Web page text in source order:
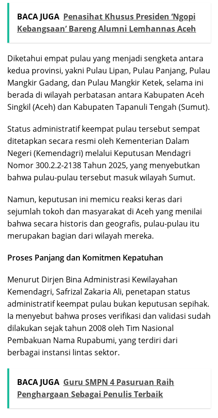
BACA JUGA Penasihat Khusus Presiden ‘Ngopi
Kebangsaan’ Bareng Alumni Lemhannas Aceh
Diketahui empat pulau yang menjadi sengketa antara
kedua provinsi, yakni Pulau Lipan, Pulau Panjang, Pulau
Mangkir Gadang, dan Pulau Mangkir Ketek, selama ini
berada di wilayah perbatasan antara Kabupaten Aceh
Singkil (Aceh) dan Kabupaten Tapanuli Tengah (Sumut).
Status administratif keempat pulau tersebut sempat
ditetapkan secara resmi oleh Kementerian Dalam
Negeri (Kemendagri) melalui Keputusan Mendagri
Nomor 300.2.2-2138 Tahun 2025, yang menyebutkan
bahwa pulau-pulau tersebut masuk wilayah Sumut.
Namun, keputusan ini memicu reaksi keras dari
sejumlah tokoh dan masyarakat di Aceh yang menilai
bahwa secara historis dan geografis, pulau-pulau itu
merupakan bagian dari wilayah mereka.
Proses Panjang dan Komitmen Kepatuhan
Menurut Dirjen Bina Administrasi Kewilayahan
Kemendagri, Safrizal Zakaria Ali, penetapan status
administratif keempat pulau bukan keputusan sepihak.
Ia menyebut bahwa proses verifikasi dan validasi sudah
dilakukan sejak tahun 2008 oleh Tim Nasional
Pembakuan Nama Rupabumi, yang terdiri dari
berbagai instansi lintas sektor.
BACA JUGA Guru SMPN 4 Pasuruan Raih
Penghargaan Sebagai Penulis Terbaik